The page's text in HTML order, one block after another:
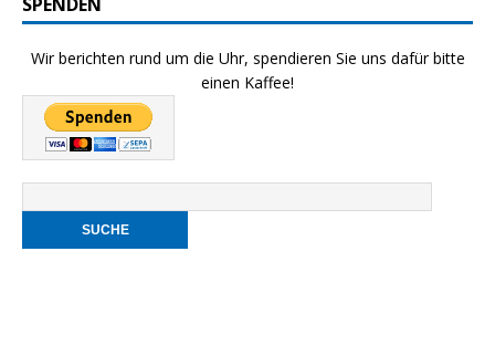
Wir berichten rund um die Uhr, spendieren Sie uns dafür bitte
einen Kaffee!